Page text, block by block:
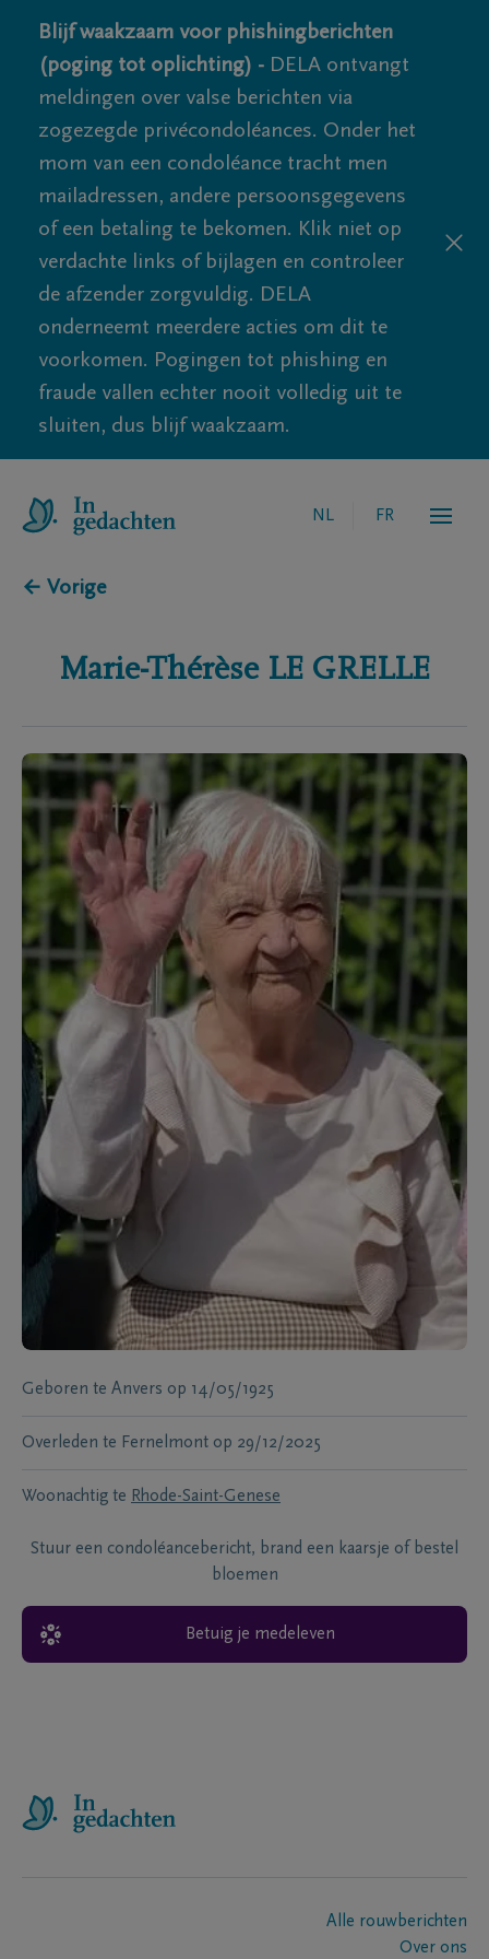
Blijf waakzaam voor phishingberichten
(poging tot oplichting) - DELA ontvangt
meldingen over valse berichten via
zogezegde privécondoléances. Onder het
mom van een condoléance tracht men
mailadressen, andere persoonsgegevens
of een betaling te bekomen. Klik niet op
verdachte links of bijlagen en controleer
de afzender zorgvuldig. DELA
onderneemt meerdere acties om dit te
voorkomen. Pogingen tot phishing en
fraude vallen echter nooit volledig uit te
sluiten, dus blijf waakzaam.
NL FR
← Vorige
Marie-Thérèse LE GRELLE
Geboren te Anvers op 14/05/1925
Overleden te Fernelmont op 29/12/2025
Woonachtig te Rhode-Saint-Genese
Stuur een condoléancebericht, brand een kaarsje of bestel
bloemen
Betuig je medeleven
Alle rouwberichten
Over ons